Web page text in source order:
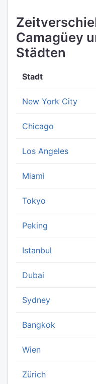
Camagüey
Städten
Stadt
New York City
Chicago
Los Angeles
Miami
Tokyo
Peking
Istanbul
Dubai
Sydney
Bangkok
Wien
Zürich